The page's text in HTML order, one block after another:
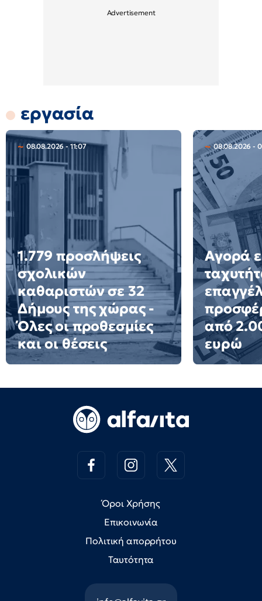
εργασία
08.08.2026 - 11:07
1.779 προσλήψεις
σχολικών
καθαριστών σε 32
Δήμους της χώρας -
Όλες οι προθεσμίες
και οι θέσεις
08.08.2026 -
Αγορά
από
ευρώ
Όροι Χρήσης
Επικοινωνία
Πολιτική απορρήτου
Ταυτότητα